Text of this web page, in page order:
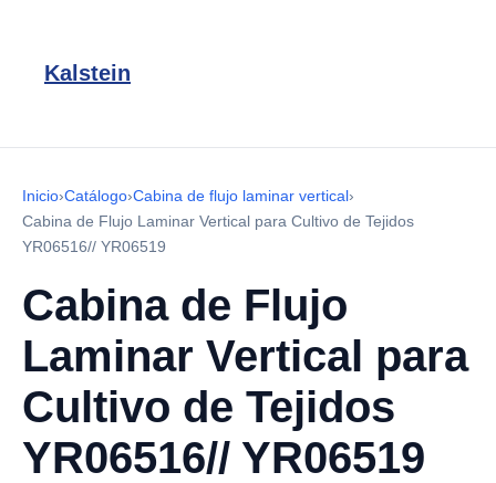
Kalstein
Inicio›Catálogo›Cabina de flujo laminar vertical›
Cabina de Flujo Laminar Vertical para Cultivo de Tejidos
YR06516// YR06519
Cabina de Flujo
Laminar Vertical para
Cultivo de Tejidos
YR06516// YR06519